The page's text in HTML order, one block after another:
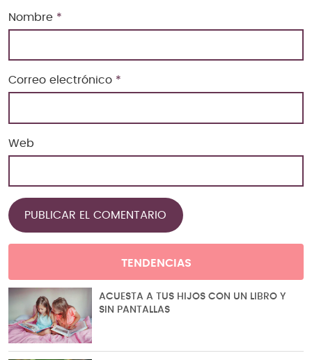
Nombre *
Correo electrónico *
Web
TENDENCIAS
ACUESTA A TUS HIJOS CON UN LIBRO Y
SIN PANTALLAS